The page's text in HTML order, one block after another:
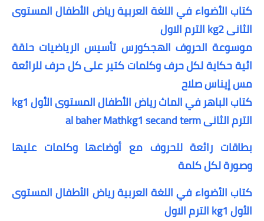
كتاب الأضواء في اللغة العربية رياض الأطفال المستوى
الثانى kg2 الترم الاول
موسوعة الحروف الهجكورس تأسيس الرياضيات حلقة
ائية حكاية لكل حرف وكلمات كتير على كل حرف للرائعة
مس إيناس صلاح
كتاب الباهر في الماث رياض الأطفال المستوى الأول kg1
الترم الثانى al baher Mathkg1 secand term
بطاقات رائعة للحروف مع أوضاعها وكلمات عليها
وصورة لكل كلمة
كتاب الأضواء في اللغة العربية رياض الأطفال المستوى
الأول kg1 الترم الاول